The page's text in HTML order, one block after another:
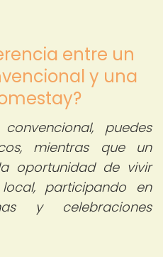
entre un
y una
puedes
mientras que un
oportunidad de vivir
participando en
y celebraciones